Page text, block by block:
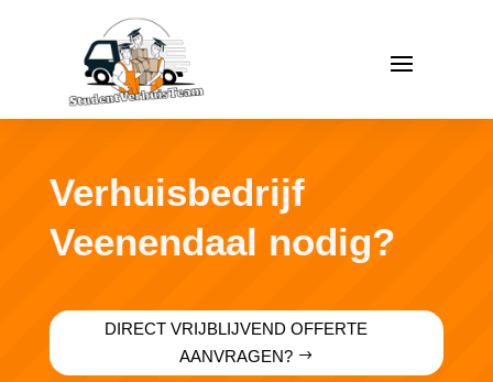
Verhuisbedrijf
Veenendaal nodig?
DIRECT VRIJBLIJVEND OFFERTE
AANVRAGEN?